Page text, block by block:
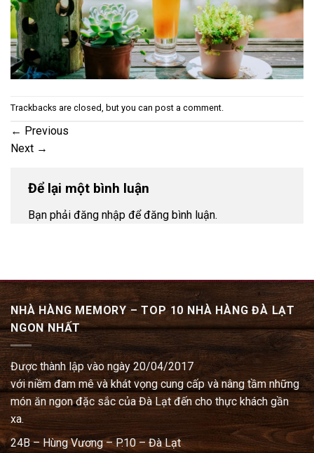
Trackbacks are closed, but you can post a comment.
← Previous
Next →
Để lại một bình luận
Bạn phải đăng nhập để đăng bình luận.
NHÀ HÀNG MEMORY – TOP 10 NHÀ HÀNG ĐÀ LẠT
NGON NHẤT
Được thành lập vào ngày 20/04/2017
với niềm đam mê và khát vọng cung cấp và nâng tầm những
món ăn ngon đặc sắc của Đà Lạt đến cho thực khách gần
xa.
24B – Hùng Vương – P.10 – Đà Lạt